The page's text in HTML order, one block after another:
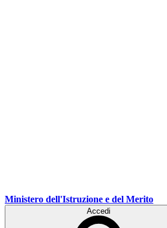
Ministero dell'Istruzione e del Merito
Accedi